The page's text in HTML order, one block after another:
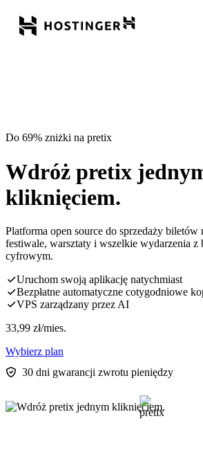
Do 69% zniżki na pretix
Wdróż pretix
kliknięciem.
Platforma open source do sprzedaży biletów
festiwale, warsztaty i wszelkie wydarzenia
cyfrowym.
Uruchom swoją aplikację natychmiast
Bezpłatne automatyczne cotygodniowe
VPS zarządzany przez AI
33,99 zł/mies.
Wybierz plan
30 dni gwarancji zwrotu pieniędzy